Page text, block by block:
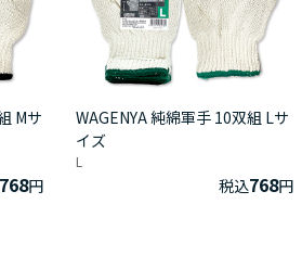
Mサ
768円
WAGENYA 純綿軍手 10双組 Lサ
イズ
L
税込768円